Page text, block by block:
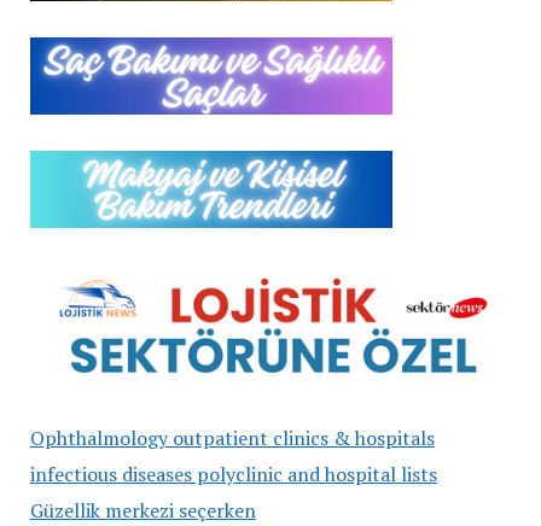
Ophthalmology outpatient clinics & hospitals
infectious diseases polyclinic and hospital lists
Güzellik merkezi seçerken